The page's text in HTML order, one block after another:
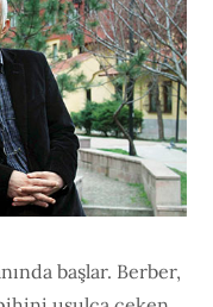
başlar. Berber,